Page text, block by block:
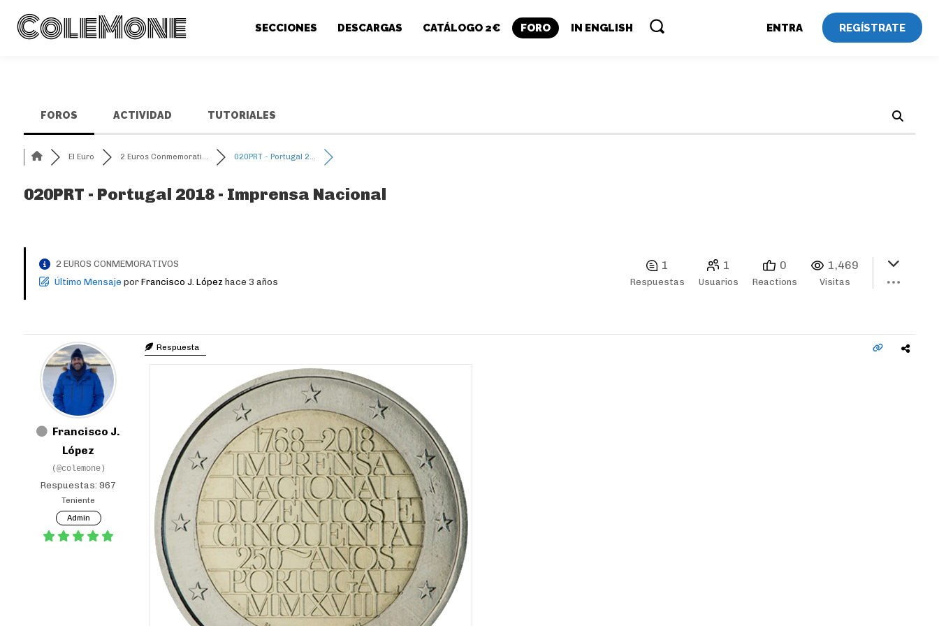
ColeMone SECCIONES DESCARGAS CATÁLOGO 2€ FORO IN ENGLISH ENTRA REGÍSTRATE
FOROS ACTIVIDAD TUTORIALES
El Euro 2 Euros Conmemorati... 020PRT - Portugal 2...
020PRT - Portugal 2018 - Imprensa Nacional
2 EUROS CONMEMORATIVOS
Último Mensaje por Francisco J. López hace 3 años
1
Respuestas
1
Usuarios
0
Reactions
1,469
Visitas
Francisco J.
López
(@colemone)
Respuestas: 967
Teniente
Admin
Respuesta